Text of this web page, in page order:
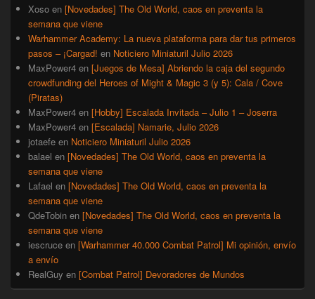
Xoso en [Novedades] The Old World, caos en preventa la
semana que viene
Warhammer Academy: La nueva plataforma para dar tus primeros
pasos – ¡Cargad! en Noticiero Miniaturil Julio 2026
MaxPower4 en [Juegos de Mesa] Abriendo la caja del segundo
crowdfunding del Heroes of Might & Magic 3 (y 5): Cala / Cove
(Piratas)
MaxPower4 en [Hobby] Escalada Invitada – Julio 1 – Joserra
MaxPower4 en [Escalada] Namarie, Julio 2026
jotaefe en Noticiero Miniaturil Julio 2026
balael en [Novedades] The Old World, caos en preventa la
semana que viene
Lafael en [Novedades] The Old World, caos en preventa la
semana que viene
QdeTobin en [Novedades] The Old World, caos en preventa la
semana que viene
iescruce en [Warhammer 40.000 Combat Patrol] Mi opinión, envío
a envío
RealGuy en [Combat Patrol] Devoradores de Mundos